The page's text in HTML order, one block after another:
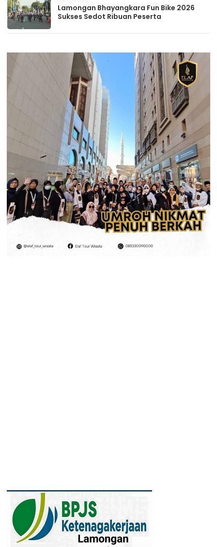
Lamongan Bhayangkara Fun Bike 2026
Sukses Sedot Ribuan Peserta